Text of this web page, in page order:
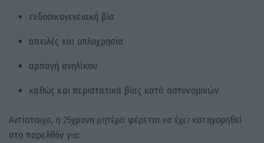
ενδοοικογενειακή βία
απειλές και οπλοχρησία
αρπαγή ανηλίκου
καθώς και περιστατικά βίας κατά αστυνομικών
Αντίστοιχα, η 25χρονη μητέρα φέρεται να έχει κατηγορηθεί
στο παρελθόν για: